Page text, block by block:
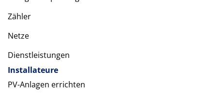
Zähler
Netze
Dienstleistungen
Installateure
PV-Anlagen errichten